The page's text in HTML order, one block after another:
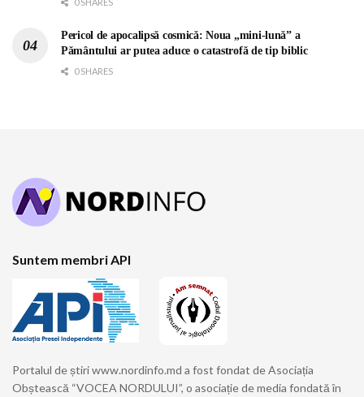
0 SHARES
Pericol de apocalipsă cosmică: Noua „mini-lună” a
Pământului ar putea aduce o catastrofă de tip biblic
0 SHARES
Suntem membri API
Portalul de știri www.nordinfo.md a fost fondat de Asociația
Obștească “VOCEA NORDULUI”, o asociație de media fondată în